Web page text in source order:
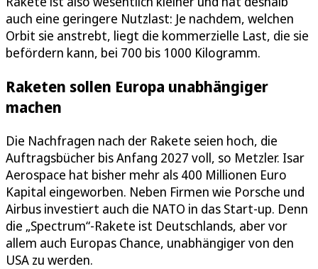
auch eine geringere Nutzlast: Je nachdem, welchen
Orbit sie anstrebt, liegt die kommerzielle Last, die sie
befördern kann, bei 700 bis 1000 Kilogramm.
Raketen sollen Europa unabhängiger
machen
Die Nachfragen nach der Rakete seien hoch, die
Auftragsbücher bis Anfang 2027 voll, so Metzler. Isar
Aerospace hat bisher mehr als 400 Millionen Euro
Kapital eingeworben. Neben Firmen wie Porsche und
Airbus investiert auch die NATO in das Start-up. Denn
die „Spectrum“-Rakete ist Deutschlands, aber vor
allem auch Europas Chance, unabhängiger von den
USA zu werden.